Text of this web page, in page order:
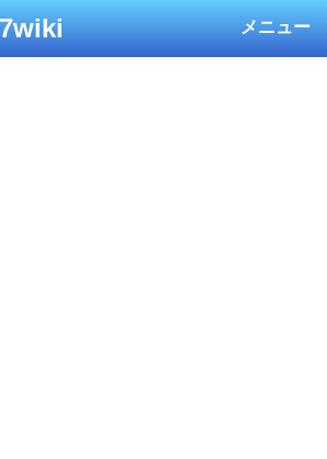
メニュー